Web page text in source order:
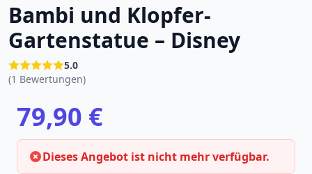
Bambi und Klopfer-
Gartenstatue – Disney
5.0
(1 Bewertungen)
79,90 €
Dieses Angebot ist nicht mehr verfügbar.